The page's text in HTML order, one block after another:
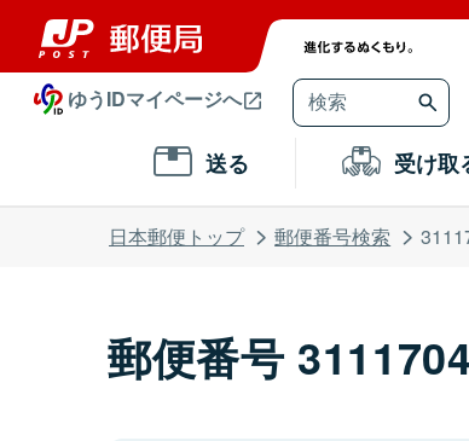
ゆうIDマイページへ
送る 受け取
日本郵便トップ 郵便番号検索
郵便番号